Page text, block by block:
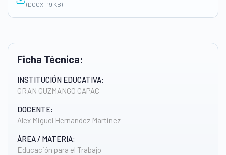
Ficha Técnica:
INSTITUCIÓN EDUCATIVA:
GRAN GUZMANGO CAPAC
DOCENTE:
Alex Miguel Hernandez Martinez
ÁREA / MATERIA:
Educación para el Trabajo
(DOCX · 19 KB)